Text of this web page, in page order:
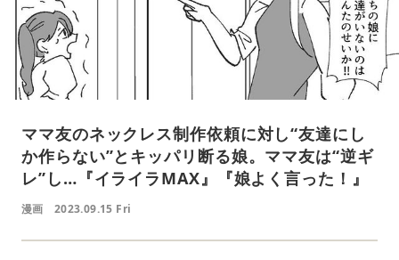
ママ友のネックレス制作依頼に対し“友達にし
か作らない”とキッパリ断る娘。ママ友は“逆ギ
レ”し…『イライラMAX』『娘よく言った！』
漫画 2023.09.15 Fri